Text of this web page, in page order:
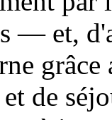
— et,
de